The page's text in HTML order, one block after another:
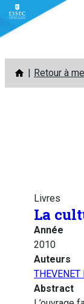
Aller
contenu
Retour à
Livres
La
Année
2010
Auteurs
Abstract